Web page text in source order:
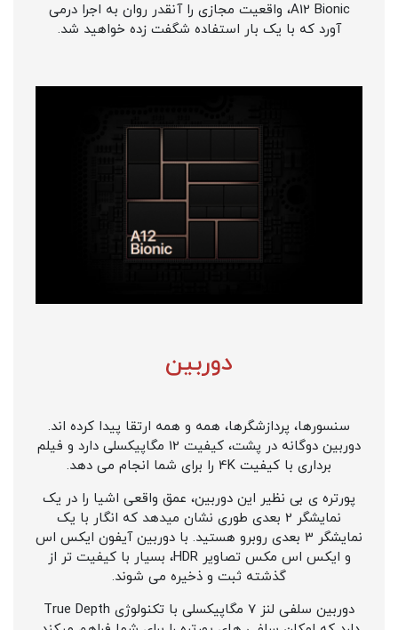
A12 Bionic، واقعیت مجازی را آنقدر روان به اجرا درمی
آورد که با یک بار استفاده شگفت زده خواهید شد.
دوربین
سنسورها، پردازشگرها، همه و همه ارتقا پیدا کرده اند.
دوربین دوگانه در پشت، کیفیت 12 مگاپیکسلی دارد و فیلم
برداری با کیفیت 4K را برای شما انجام می دهد.
پورتره ی بی نظیر این دوربین، عمق واقعی اشیا را در یک
نمایشگر 2 بعدی طوری نشان میدهد که انگار با یک
نمایشگر 3 بعدی روبرو هستید. با دوربین آیفون ایکس اس
و ایکس اس مکس تصاویر HDR، بسیار با کیفیت تر از
گذشته ثبت و ذخیره می شوند.
دوربین سلفی لنز 7 مگاپیکسلی با تکنولوژی True Depth